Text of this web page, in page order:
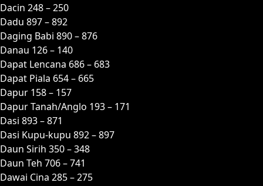
Dacin 248 – 250
Dadu 897 – 892
Daging Babi 890 – 876
Danau 126 – 140
Dapat Lencana 686 – 683
Dapat Piala 654 – 665
Dapur 158 – 157
Dapur Tanah/Anglo 193 – 171
Dasi 893 – 871
Dasi Kupu-kupu 892 – 897
Daun Sirih 350 – 348
Daun Teh 706 – 741
Dawai Cina 285 – 275